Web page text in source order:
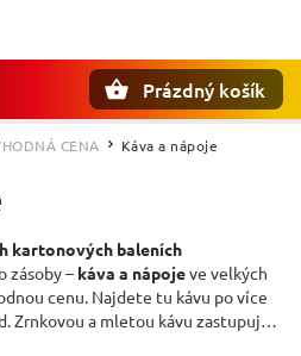
Prázdný košík
CENA / Káva a nápoje
kartonových baleních
zásoby – káva a nápojeve velkých
cenu. Najdete tu kávu po více
Zrnkovou a mletou kávu zastupuje
(8–12 ks),